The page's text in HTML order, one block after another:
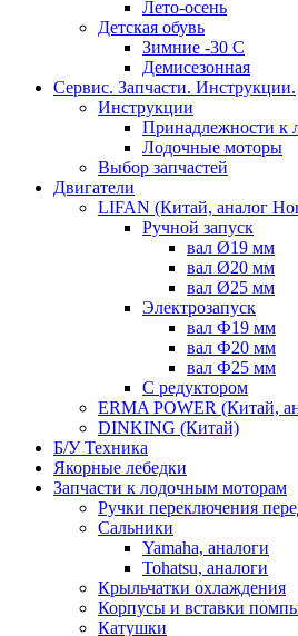
Лето-осень
Детская обувь
Зимние -30 С
Демисезонная
Сервис. Запчасти. Инструкции.
Инструкции
Принадлежности к
Лодочные моторы
Выбор запчастей
Двигатели
LIFAN (Китай, аналог
Ручной запуск
вал Ø19 мм
вал Ø20 мм
вал Ø25 мм
Электрозапуск
вал Ф19 мм
вал Ф20 мм
вал Ф25 мм
С редуктором
ERMA POWER (Китай,
DINKING (Китай)
Б/У Техника
Якорные лебедки
Запчасти к лодочным моторам
Ручки переключения
Сальники
Yamaha, аналоги
Tohatsu, аналоги
Крыльчатки охлаждения
Корпусы и вставки
Катушки